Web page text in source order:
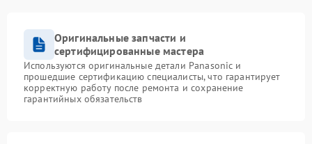
Оригинальные запчасти и
сертифицированные мастера
Используются оригинальные детали Panasonic и
прошедшие сертификацию специалисты, что гарантирует
корректную работу после ремонта и сохранение
гарантийных обязательств